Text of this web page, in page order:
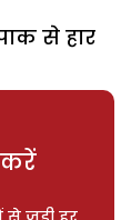
से हार
करें